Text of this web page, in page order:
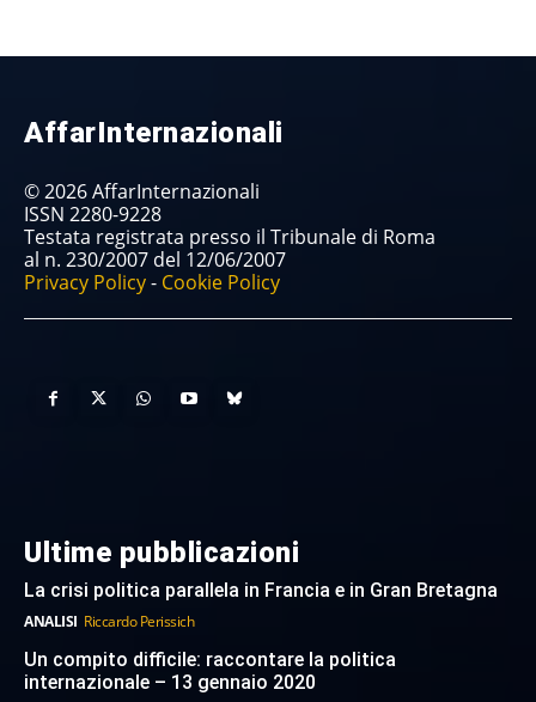
AffarInternazionali
© 2026 AffarInternazionali
ISSN 2280-9228
Testata registrata presso il Tribunale di Roma
al n. 230/2007 del 12/06/2007
Privacy Policy- Cookie Policy
Ultime pubblicazioni
La crisi politica parallela in Francia e in Gran Bretagna
ANALISI Riccardo Perissich
Un compito difficile: raccontare la politica
internazionale – 13 gennaio 2020